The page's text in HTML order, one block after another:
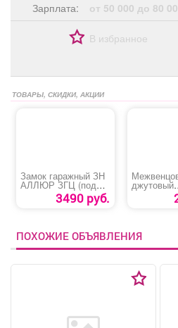
Зарплата:
от 50 000 до 80
В избранное
ТОВАРЫ, СКИДКИ, АКЦИИ
Замок гаражный ЗН
АЛЛЮР ЗГЦ (под
ЗГЦ - 02 Киров)3490 руб.
джутовый
ПОХОЖИЕ ОБЪЯВЛЕНИЯ